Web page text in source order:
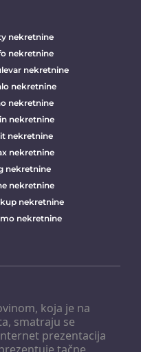
koja je na
smatraju se
prezentacija
nekretnine
nekretnine
nekretnine
nekretnine
nekretnine
nekretnine
nekretnine
nekretnine
nekretnine
nekretnine
nekretnine
nekretnine